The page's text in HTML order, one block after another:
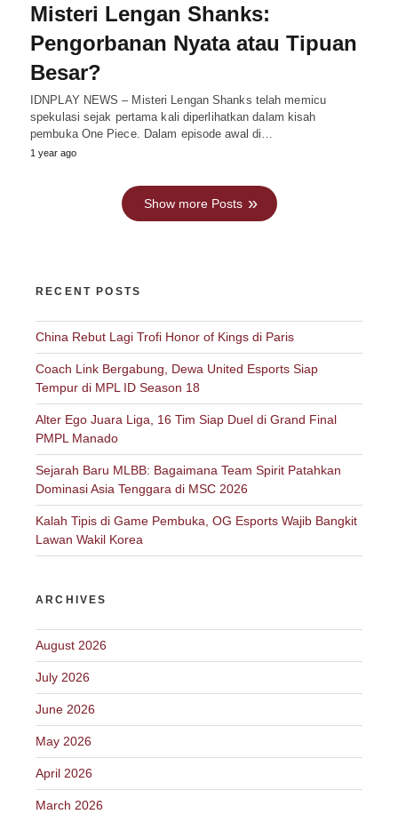
Misteri Lengan Shanks:
Pengorbanan Nyata atau Tipuan
Besar?
IDNPLAY NEWS – Misteri Lengan Shanks telah memicu
spekulasi sejak pertama kali diperlihatkan dalam kisah
pembuka One Piece. Dalam episode awal di…
1 year ago
Show more Posts
RECENT POSTS
China Rebut Lagi Trofi Honor of Kings di Paris
Coach Link Bergabung, Dewa United Esports Siap
Tempur di MPL ID Season 18
Alter Ego Juara Liga, 16 Tim Siap Duel di Grand Final
PMPL Manado
Sejarah Baru MLBB: Bagaimana Team Spirit Patahkan
Dominasi Asia Tenggara di MSC 2026
Kalah Tipis di Game Pembuka, OG Esports Wajib Bangkit
Lawan Wakil Korea
ARCHIVES
August 2026
July 2026
June 2026
May 2026
April 2026
March 2026